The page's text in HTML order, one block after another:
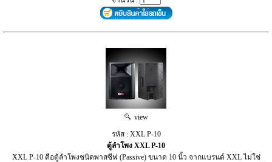
view
รหัส : XXL P-10
ตู้ลำโพง XXL P-10
XXL P-10 คือตู้ลำโพงชนิดพาสซีฟ (Passive) ขนาด 10 นิ้ว จากแบรนด์ XXL ไม่ใช่